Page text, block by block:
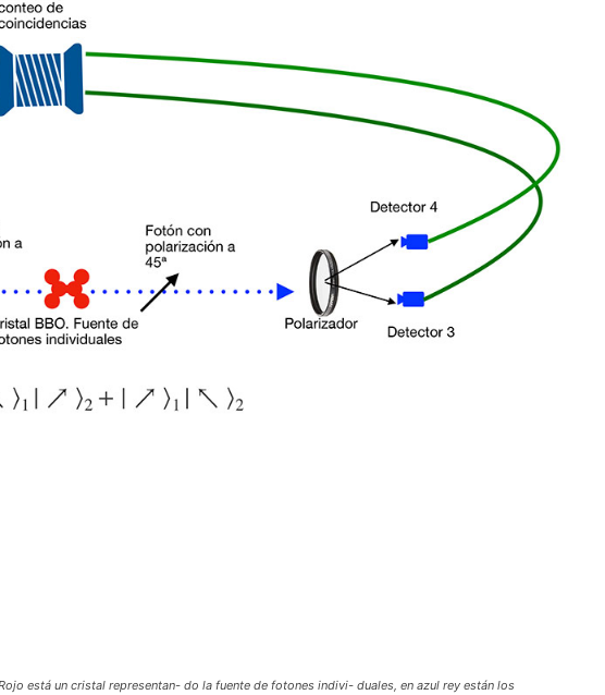
está un cristal representan- do la fuente de fotones indivi- duales, en azul rey están los